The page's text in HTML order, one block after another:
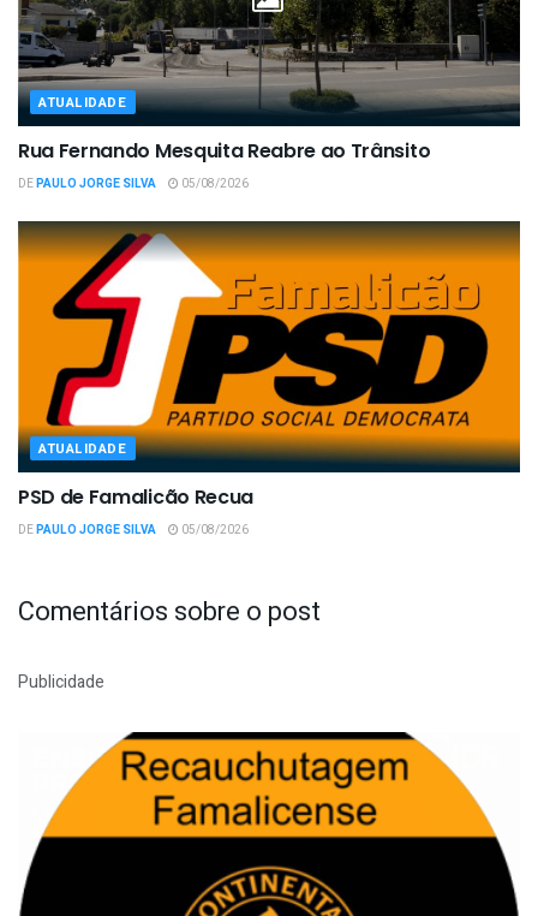
ATUALIDADE
Rua Fernando Mesquita Reabre ao Trânsito
DEPAULO JORGE SILVA 05/08/2026
ATUALIDADE
PSD de Famalicão Recua
DEPAULO JORGE SILVA 05/08/2026
Comentários sobre o post
Publicidade